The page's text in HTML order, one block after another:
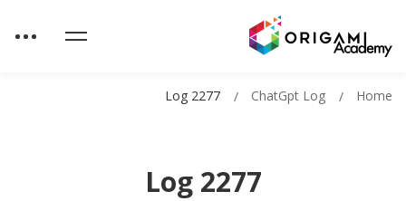
Log 2277
Home
ChatGpt Log
Log 2277